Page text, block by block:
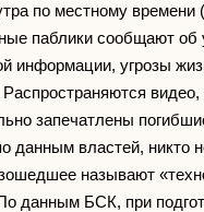
по местному времени
паблики сообщают об
информации, угрозы
Распространяются
запечатлены
данным властей, никто
называют
данным БСК, при